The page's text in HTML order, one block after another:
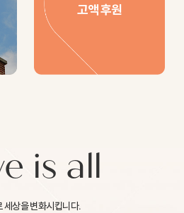
고액 후원
is all
세상을 변화시킵니다.